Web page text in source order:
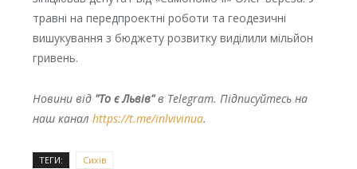
травні на передпроектні роботи та геодезичні
вишукування з бюджету розвитку виділили мільйон
гривень.
Новини від "То є Львів"в Telegram. Підписуйтесь на
наш канал https://t.me/inlvivinua.
ТЕГИ: Сихів